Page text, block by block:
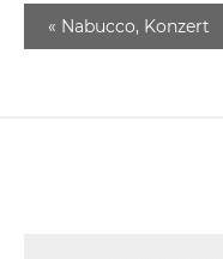
« Nabucco, Konzert